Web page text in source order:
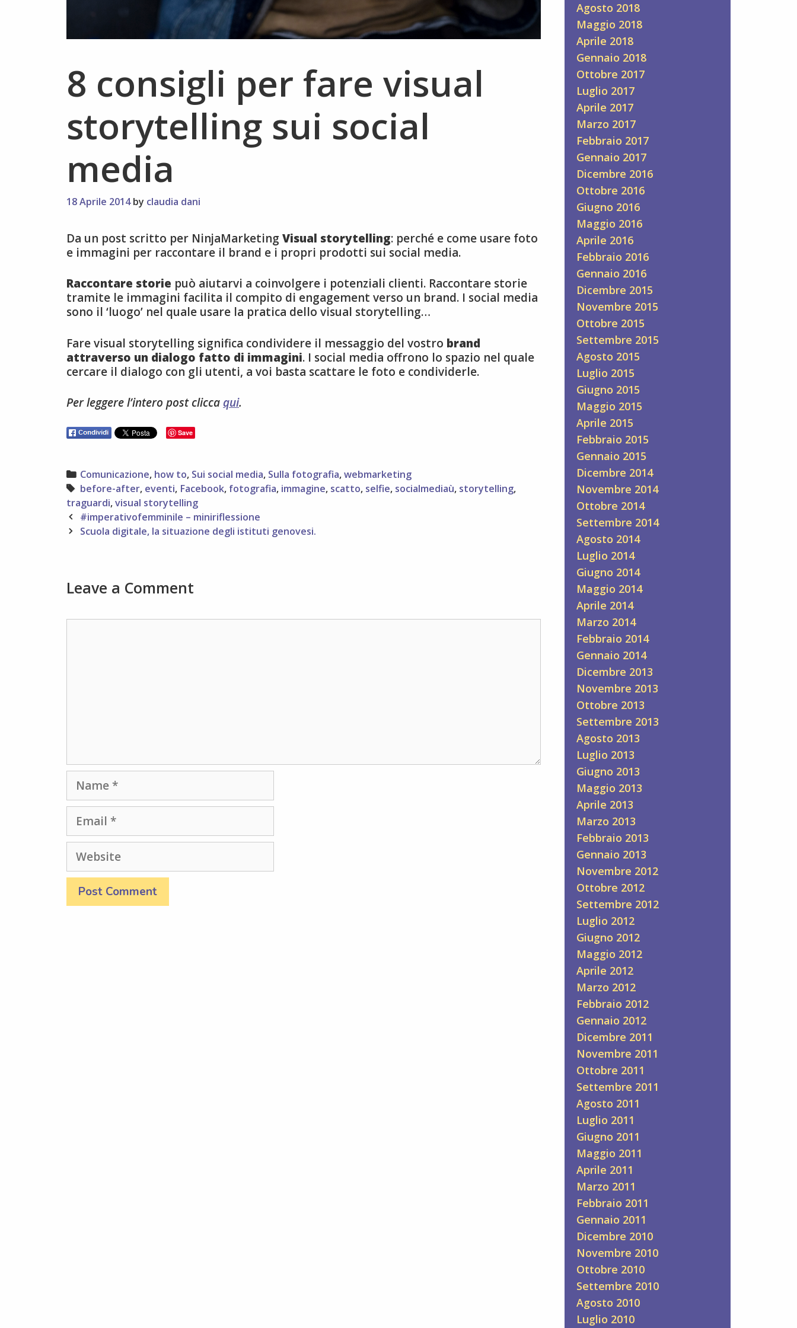
8 consigli per fare visual
storytelling sui social
media
18 Aprile 2014 by claudia dani
Da un post scritto per NinjaMarketing Visual storytelling: perché e come usare foto
e immagini per raccontare il brand e i propri prodotti sui social media.
Raccontare storie può aiutarvi a coinvolgere i potenziali clienti. Raccontare storie
tramite le immagini facilita il compito di engagement verso un brand. I social media
sono il ‘luogo’ nel quale usare la pratica dello visual storytelling…
Fare visual storytelling significa condividere il messaggio del vostro brand
attraverso un dialogo fatto di immagini. I social media offrono lo spazio nel quale
cercare il dialogo con gli utenti, a voi basta scattare le foto e condividerle.
Per leggere l’intero post clicca qui.
Save
Categories
Comunicazione, how to, Sui social media, Sulla fotografia,webmarketing
Tags
before-after, eventi, Facebook, fotografia, immagine, scatto, selfie, socialmediaù, storytelling,
traguardi,visual storytelling
Post
navigation
#imperativofemminile – miniriflessione
Scuola digitale, la situazione degli istituti genovesi.
Leave a Comment
Website
Agosto 2018
Maggio 2018
Aprile 2018
Gennaio 2018
Ottobre 2017
Luglio 2017
Aprile 2017
Marzo 2017
Febbraio 2017
Gennaio 2017
Dicembre 2016
Ottobre 2016
Giugno 2016
Maggio 2016
Aprile 2016
Febbraio 2016
Gennaio 2016
Dicembre 2015
Novembre 2015
Ottobre 2015
Settembre 2015
Agosto 2015
Luglio 2015
Giugno 2015
Maggio 2015
Aprile 2015
Febbraio 2015
Gennaio 2015
Dicembre 2014
Novembre 2014
Ottobre 2014
Settembre 2014
Agosto 2014
Luglio 2014
Giugno 2014
Maggio 2014
Aprile 2014
Marzo 2014
Febbraio 2014
Gennaio 2014
Dicembre 2013
Novembre 2013
Ottobre 2013
Settembre 2013
Agosto 2013
Luglio 2013
Giugno 2013
Maggio 2013
Aprile 2013
Marzo 2013
Febbraio 2013
Gennaio 2013
Novembre 2012
Ottobre 2012
Settembre 2012
Luglio 2012
Giugno 2012
Maggio 2012
Aprile 2012
Marzo 2012
Febbraio 2012
Gennaio 2012
Dicembre 2011
Novembre 2011
Ottobre 2011
Settembre 2011
Agosto 2011
Luglio 2011
Giugno 2011
Maggio 2011
Aprile 2011
Marzo 2011
Febbraio 2011
Gennaio 2011
Dicembre 2010
Novembre 2010
Ottobre 2010
Settembre 2010
Agosto 2010
Luglio 2010